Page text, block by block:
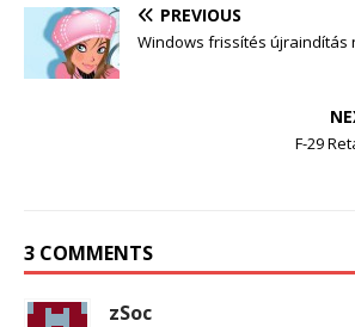
PREVIOUS
Windows frissítés újraindítás
F-29
3 COMMENTS
zSoc